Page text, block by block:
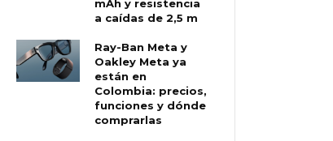
mAh y resistencia
a caídas de 2,5 m
Ray-Ban Meta y
Oakley Meta ya
están en
Colombia: precios,
funciones y dónde
comprarlas